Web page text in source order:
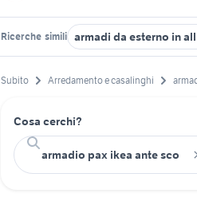
Ricerche simili armadi da esterno in
Subito Arredamento e casalinghi
Cosa cerchi?